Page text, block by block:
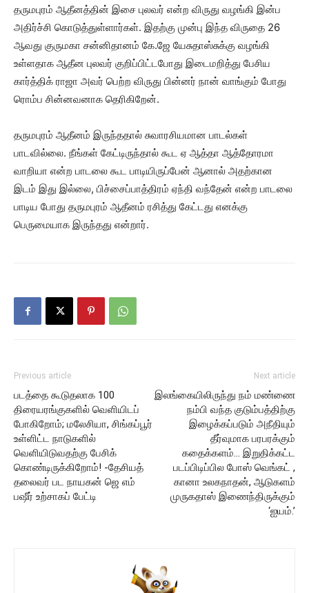
தருமபுரம் ஆதீனத்தின் இசை புலவர் என்ற விருது வழங்கி இன்ப
அதிர்ச்சி கொடுத்துள்ளார்கள். இதற்கு முன்பு இந்த விருதை 26
ஆவது குருமகா சன்னிதானம் கே.ஜே யேசுதாஸ்சுக்கு வழங்கி
உள்ளதாக ஆதீன புலவர் குறிப்பிட்டபோது இடைமறித்து பேசிய
கார்த்திக் ராஜா அவர் பெற்ற விருது பின்னர் நான் வாங்கும் போது
ரொம்ப சின்னவனாக தெரிகிறேன்.
தருமபுரம் ஆதீனம் இருந்ததால் சுவாரசியமான பாடல்கள்
பாடவில்லை. நீங்கள் கேட்டிருந்தால் கூட ஏ ஆத்தா ஆத்தோரமா
வாறியா என்ற பாடலை கூட பாடியிருப்பேன் ஆனால் அதற்கான
இடம் இது இல்லை, பிச்சைப்பாத்திரம் ஏந்தி வந்தேன் என்ற பாடலை
பாடிய போது தருமபுரம் ஆதீனம் ரசித்து கேட்டது எனக்கு
பெருமையாக இருந்தது என்றார்.
Previous article
படத்தை கூடுதலாக 100
திரையரங்குகளில் வெளியிடப்
போகிறோம்; மலேசியா, சிங்கப்பூர்
உள்ளிட்ட நாடுகளில்
வெளியிடுவதற்கு பேசிக்
கொண்டிருக்கிறோம்! -தேசியத்
தலைவர் பட நாயகன் ஜெ எம்
பஷீர் உற்சாகப் பேட்டி
Next article
இலங்கையிலிருந்து நம் மண்ணை
நம்பி வந்த குடும்பத்திற்கு
இழைக்கப்படும் அநீதியும்
தீர்வுமாக பரபரக்கும்
கதைக்களம்… இறுதிக்கட்ட
படப்பிடிப்பில போஸ் வெங்கட் ,
கானா உலகநாதன், ஆடுகளம்
முருகதாஸ் இணைந்திருக்கும்
‘ஐயம்.’